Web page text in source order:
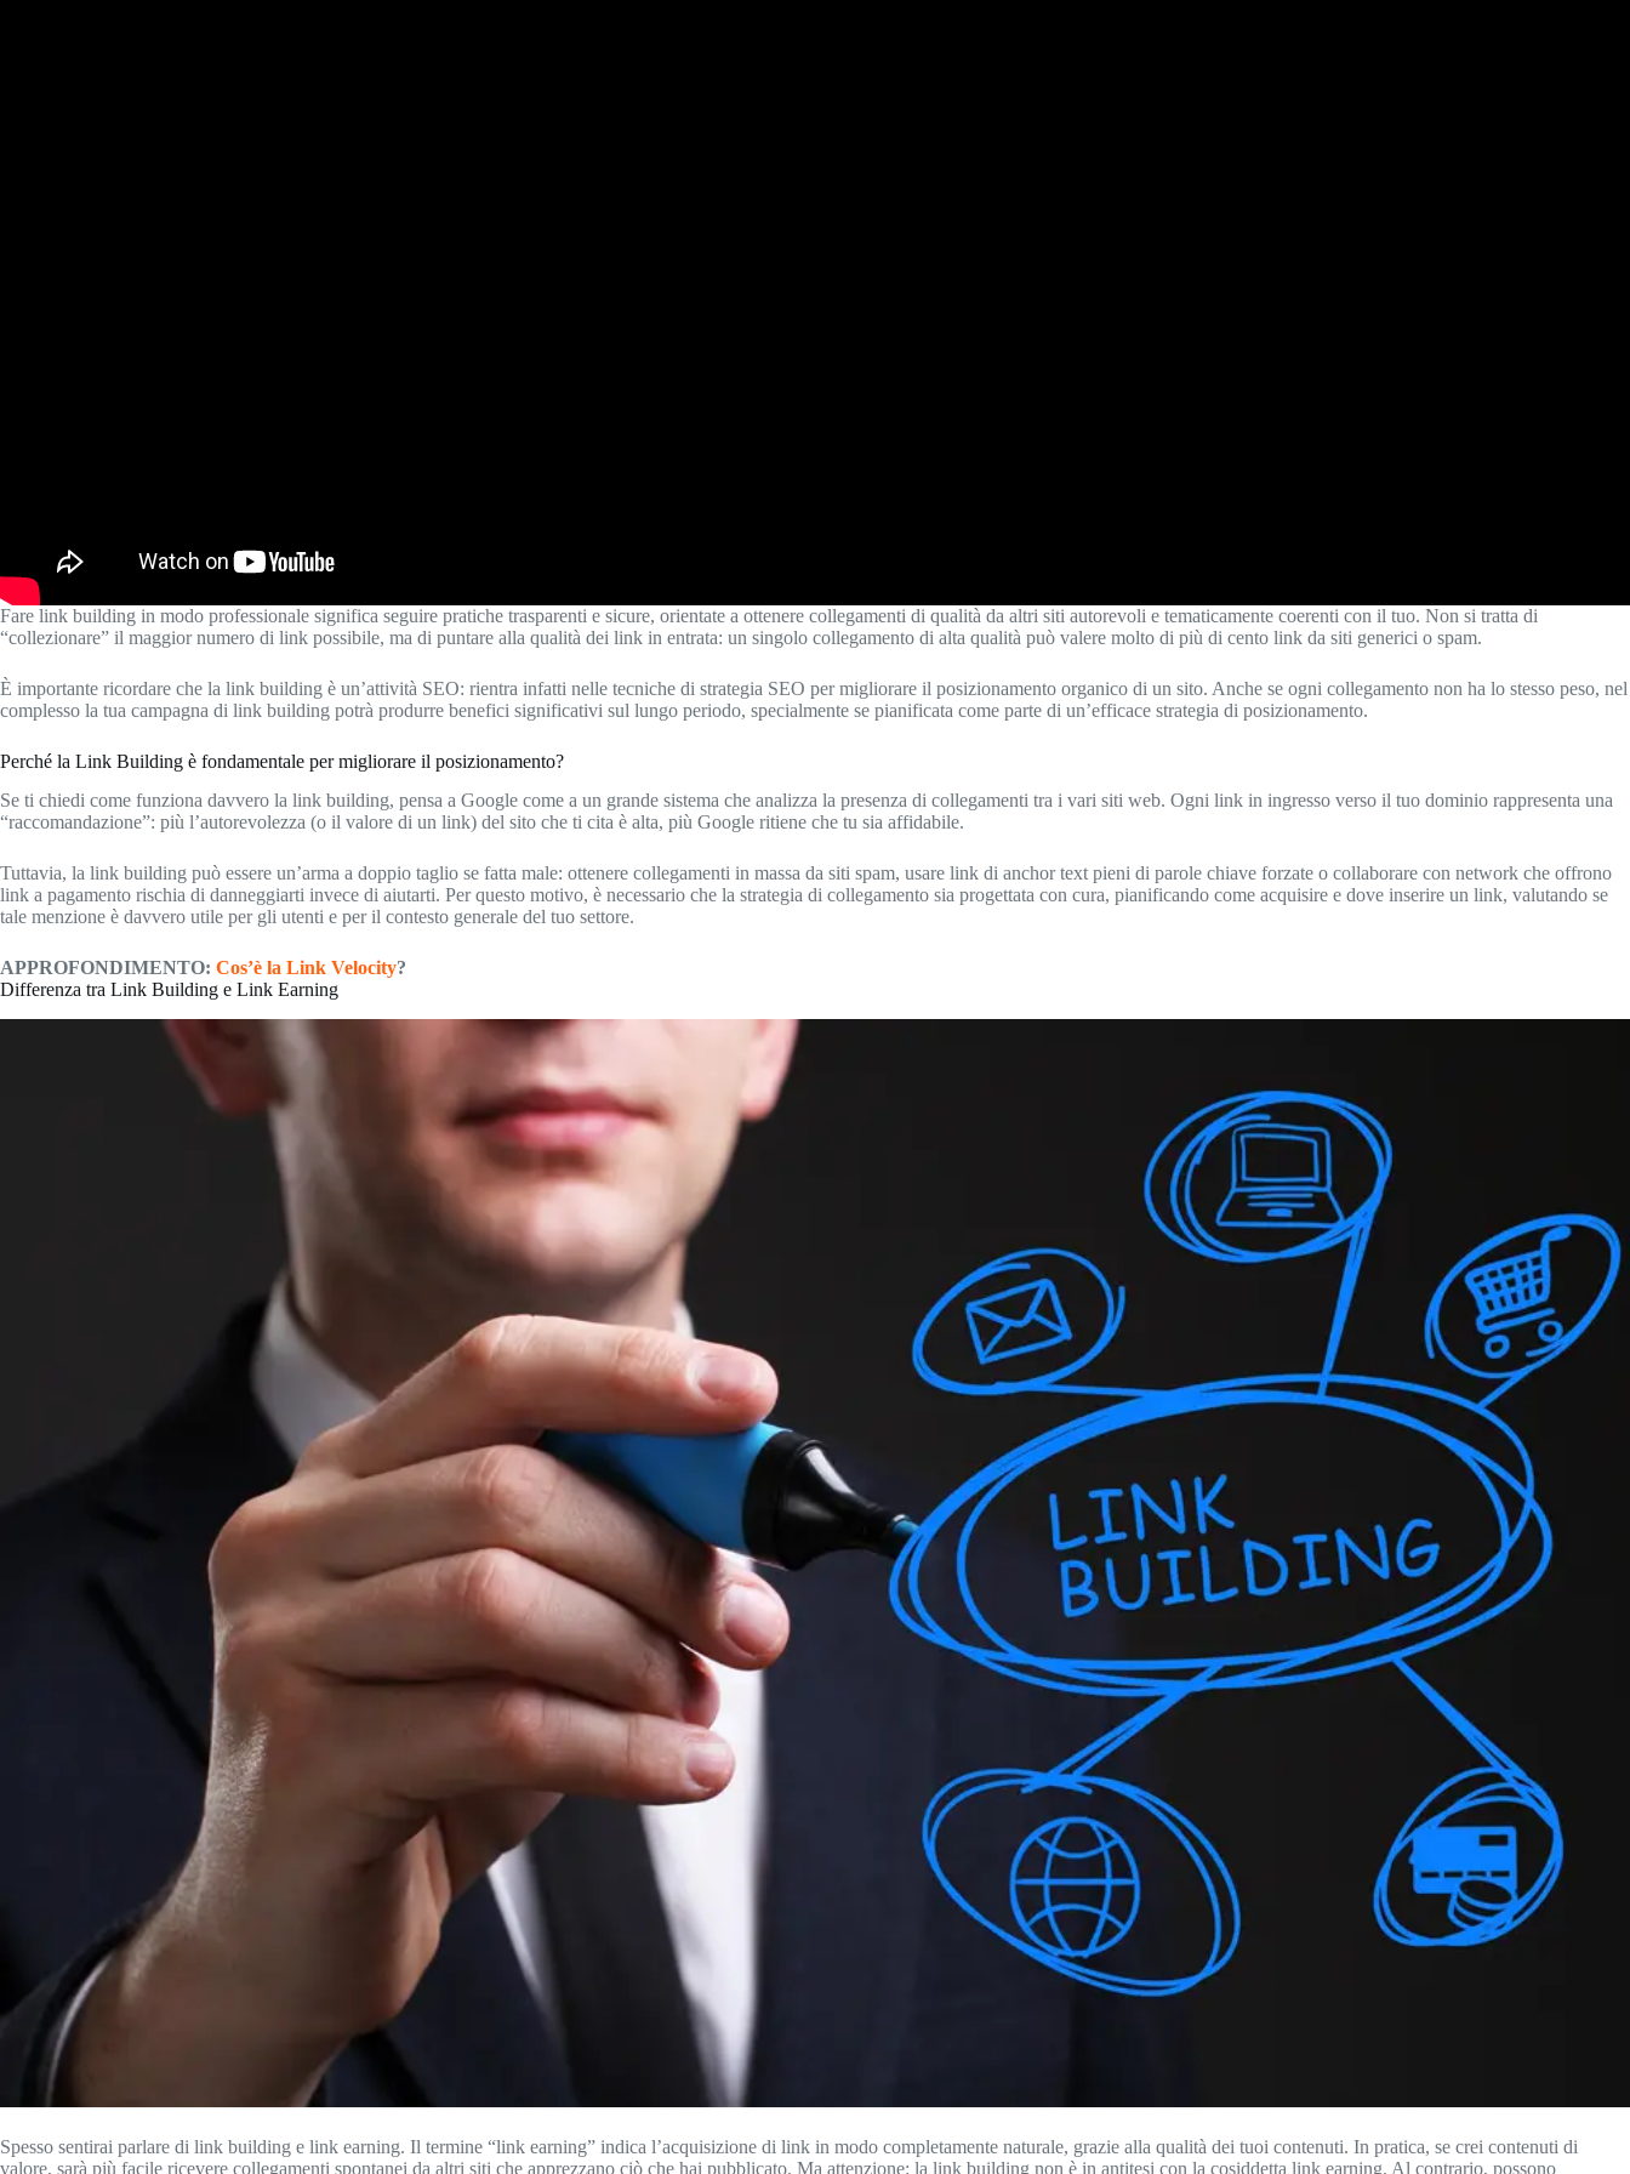
Fare link building in modo professionale significa seguire pratiche trasparenti e sicure, orientate a ottenere collegamenti di qualità da altri siti autorevoli e tematicamente coerenti con il tuo. Non si tratta di
“collezionare” il maggior numero di link possibile, ma di puntare alla qualità dei link in entrata: un singolo collegamento di alta qualità può valere molto di più di cento link da siti generici o spam.
È importante ricordare che la link building è un’attività SEO: rientra infatti nelle tecniche di strategia SEO per migliorare il posizionamento organico di un sito. Anche se ogni collegamento non ha lo stesso peso, nel
complesso la tua campagna di link building potrà produrre benefici significativi sul lungo periodo, specialmente se pianificata come parte di un’efficace strategia di posizionamento.
Perché la Link Building è fondamentale per migliorare il posizionamento?
Se ti chiedi come funziona davvero la link building, pensa a Google come a un grande sistema che analizza la presenza di collegamenti tra i vari siti web. Ogni link in ingresso verso il tuo dominio rappresenta una
“raccomandazione”: più l’autorevolezza (o il valore di un link) del sito che ti cita è alta, più Google ritiene che tu sia affidabile.
Tuttavia, la link building può essere un’arma a doppio taglio se fatta male: ottenere collegamenti in massa da siti spam, usare link di anchor text pieni di parole chiave forzate o collaborare con network che offrono
link a pagamento rischia di danneggiarti invece di aiutarti. Per questo motivo, è necessario che la strategia di collegamento sia progettata con cura, pianificando come acquisire e dove inserire un link, valutando se
tale menzione è davvero utile per gli utenti e per il contesto generale del tuo settore.
APPROFONDIMENTO: Cos’è la Link Velocity?
Differenza tra Link Building e Link Earning
Spesso sentirai parlare di link building e link earning. Il termine “link earning” indica l’acquisizione di link in modo completamente naturale, grazie alla qualità dei tuoi contenuti. In pratica, se crei contenuti di
valore, sarà più facile ricevere collegamenti spontanei da altri siti che apprezzano ciò che hai pubblicato. Ma attenzione: la link building non è in antitesi con la cosiddetta link earning. Al contrario, possono